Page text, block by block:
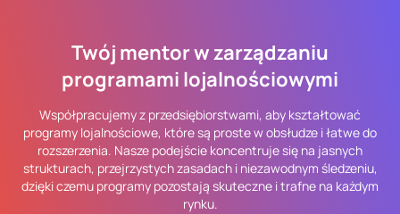
Twój mentor w zarządzaniu
programami lojalnościowymi
Współpracujemy z przedsiębiorstwami, aby kształtować
programy lojalnościowe, które są proste w obsłudze i łatwe do
rozszerzenia. Nasze podejście koncentruje się na jasnych
strukturach, przejrzystych zasadach i niezawodnym śledzeniu,
dzięki czemu programy pozostają skuteczne i trafne na każdym
rynku.